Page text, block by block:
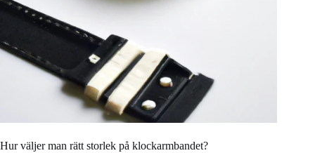
Hur väljer man rätt storlek på klockarmbandet?